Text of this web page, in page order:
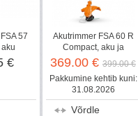
57
AK20!,
€
Akutrimmer FSA 60 R
Compact, aku ja
laadijaga, STIHL
369.00 € 399.00 €
Pakkumine kehtib kuni:
31.08.2026
Võrdle